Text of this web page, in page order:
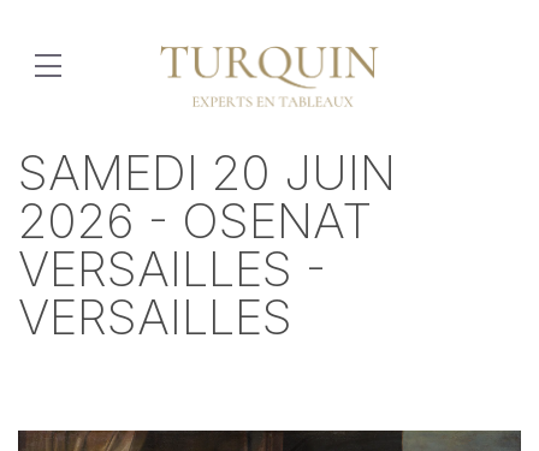
SAMEDI 20 JUIN
2026 - OSENAT
VERSAILLES -
VERSAILLES